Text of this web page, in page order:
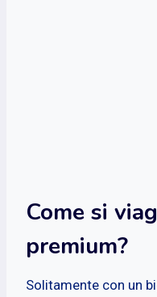
Come si
premium?
Solitamente con un